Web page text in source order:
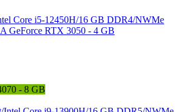
Core i5-12450H/16 GB DDR4/NWMe
GeForce RTX 3050 - 4 GB
- 8 GB